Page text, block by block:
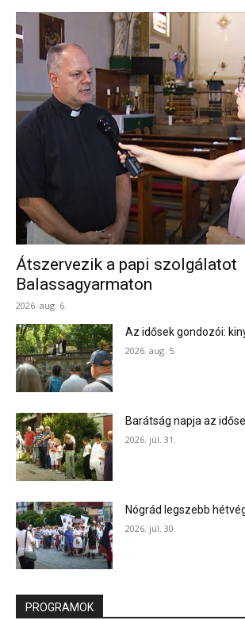
Átszervezik a papi szolgálatot
Balassagyarmaton
2026. aug. 6.
Az idősek gondozói:
2026. aug. 5.
Barátság napja az
2026. júl. 31.
Nógrád legszebb
2026. júl. 30.
PROGRAMOK